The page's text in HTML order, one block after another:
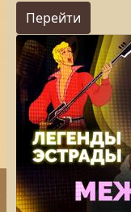
Перейти